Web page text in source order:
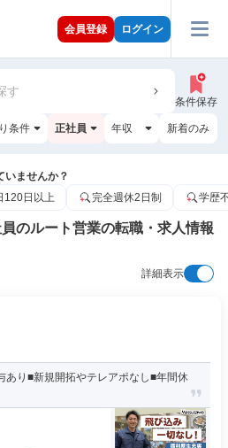
会員登録 ログイン
す
条件保存
条件 正社員 年収 新着のみ
いませんか？
120日以上 完全週休2日制 学歴
のルート営業の転職・求人情報
詳細表示
あり■新規開拓やテレアポなし■年間休